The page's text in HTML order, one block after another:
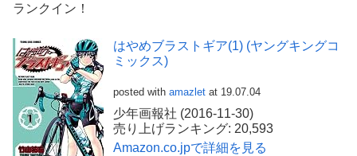
ランクイン！
はやめブラストギア(1) (ヤングキングコ
ミックス)
posted with amazlet at 19.07.04
少年画報社 (2016-11-30)
売り上げランキング: 20,593
Amazon.co.jpで詳細を見る